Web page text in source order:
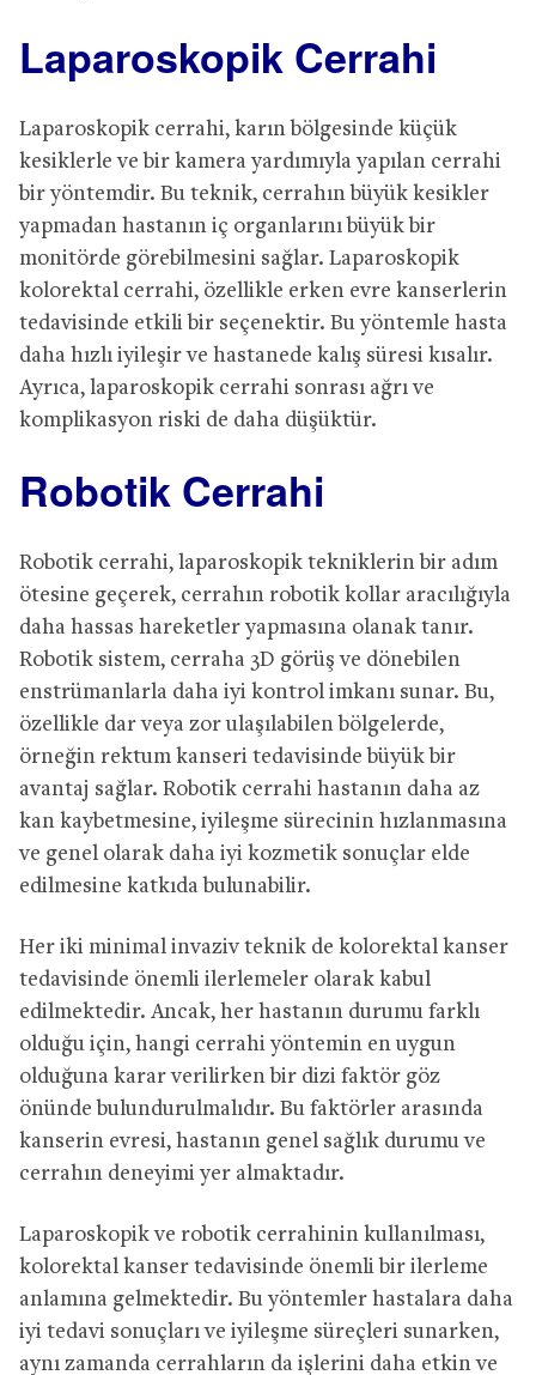
Laparoskopik Cerrahi
Laparoskopik cerrahi, karın bölgesinde küçük
kesiklerle ve bir kamera yardımıyla yapılan cerrahi
bir yöntemdir. Bu teknik, cerrahın büyük kesikler
yapmadan hastanın iç organlarını büyük bir
monitörde görebilmesini sağlar. Laparoskopik
kolorektal cerrahi, özellikle erken evre kanserlerin
tedavisinde etkili bir seçenektir. Bu yöntemle hasta
daha hızlı iyileşir ve hastanede kalış süresi kısalır.
Ayrıca, laparoskopik cerrahi sonrası ağrı ve
komplikasyon riski de daha düşüktür.
Robotik Cerrahi
Robotik cerrahi, laparoskopik tekniklerin bir adım
ötesine geçerek, cerrahın robotik kollar aracılığıyla
daha hassas hareketler yapmasına olanak tanır.
Robotik sistem, cerraha 3D görüş ve dönebilen
enstrümanlarla daha iyi kontrol imkanı sunar. Bu,
özellikle dar veya zor ulaşılabilen bölgelerde,
örneğin rektum kanseri tedavisinde büyük bir
avantaj sağlar. Robotik cerrahi hastanın daha az
kan kaybetmesine, iyileşme sürecinin hızlanmasına
ve genel olarak daha iyi kozmetik sonuçlar elde
edilmesine katkıda bulunabilir.
Her iki minimal invaziv teknik de kolorektal kanser
tedavisinde önemli ilerlemeler olarak kabul
edilmektedir. Ancak, her hastanın durumu farklı
olduğu için, hangi cerrahi yöntemin en uygun
olduğuna karar verilirken bir dizi faktör göz
önünde bulundurulmalıdır. Bu faktörler arasında
kanserin evresi, hastanın genel sağlık durumu ve
cerrahın deneyimi yer almaktadır.
Laparoskopik ve robotik cerrahinin kullanılması,
kolorektal kanser tedavisinde önemli bir ilerleme
anlamına gelmektedir. Bu yöntemler hastalara daha
iyi tedavi sonuçları ve iyileşme süreçleri sunarken,
aynı zamanda cerrahların da işlerini daha etkin ve